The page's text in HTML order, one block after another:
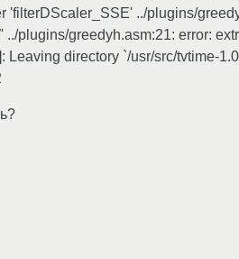
../plugins/
plugins/greedyh.asm:21: error:
directory `/usr/src/tvtime-